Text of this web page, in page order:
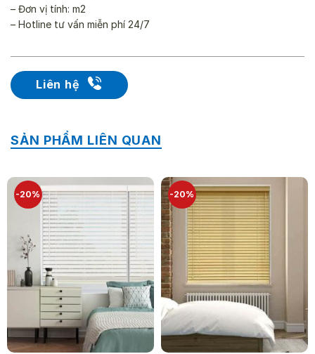
Liên hệ
– Đơn vị tính: m2
– Hotline tư vấn miễn phí 24/7
SẢN PHẨM LIÊN QUAN
-20% -20%